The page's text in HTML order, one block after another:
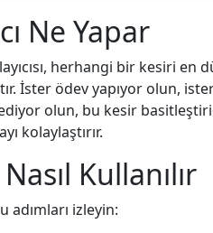
Ne Yapar
herhangi bir kesiri en
İster ödev yapıyor olun,
ediyor olun, bu kesir
kolaylaştırır.
Kullanılır
adımları izleyin: